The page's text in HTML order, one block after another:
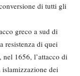
di tutti gli
greco a sud di
resistenza di quei
1656, l’attacco di
dei